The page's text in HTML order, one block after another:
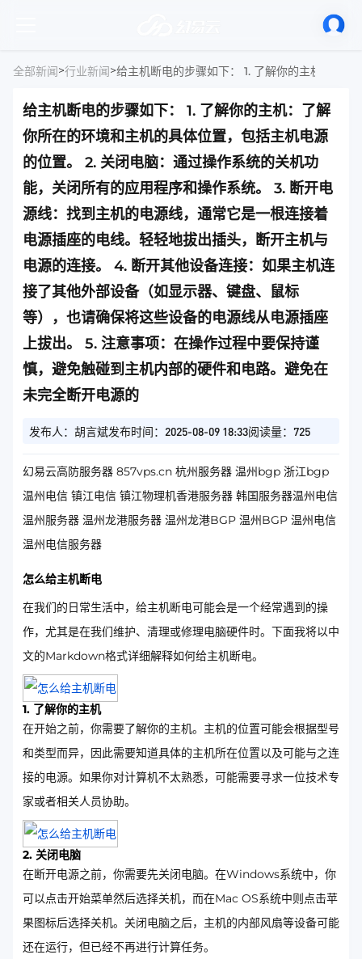
全部新闻>行业新闻>
给主机断电的步骤如下： 1. 了解你的主机：了解
你所在的环境和主机的具体位置，包括主机电源
的位置。 2. 关闭电脑：通过操作系统的关机功
能，关闭所有的应用程序和操作系统。 3. 断开电
源线：找到主机的电源线，通常它是一根连接着
电源插座的电线。轻轻地拔出插头，断开主机与
电源的连接。 4. 断开其他设备连接：如果主机连
接了其他外部设备（如显示器、键盘、鼠标
等），也请确保将这些设备的电源线从电源插座
上拔出。 5. 注意事项：在操作过程中要保持谨
慎，避免触碰到主机内部的硬件和电路。避免在
未完全断开电源的
发布人：胡言斌发布时间：2025-08-09 18:33阅读量：725
幻易云高防服务器 857vps.cn 杭州服务器 温州bgp 浙江bgp
温州电信 镇江电信 镇江物理机香港服务器 韩国服务器温州电信
温州服务器 温州龙港服务器 温州龙港BGP 温州BGP 温州电信
温州电信服务器
怎么给主机断电
在我们的日常生活中，给主机断电可能会是一个经常遇到的操
作，尤其是在我们维护、清理或修理电脑硬件时。下面我将以中
文的Markdown格式详细解释如何给主机断电。
1. 了解你的主机
在开始之前，你需要了解你的主机。主机的位置可能会根据型号
和类型而异，因此需要知道具体的主机所在位置以及可能与之连
接的电源。如果你对计算机不太熟悉，可能需要寻求一位技术专
家或者相关人员协助。
2. 关闭电脑
在断开电源之前，你需要先关闭电脑。在Windows系统中，你
可以点击开始菜单然后选择关机，而在Mac OS系统中则点击苹
果图标后选择关机。关闭电脑之后，主机的内部风扇等设备可能
还在运行，但已经不再进行计算任务。